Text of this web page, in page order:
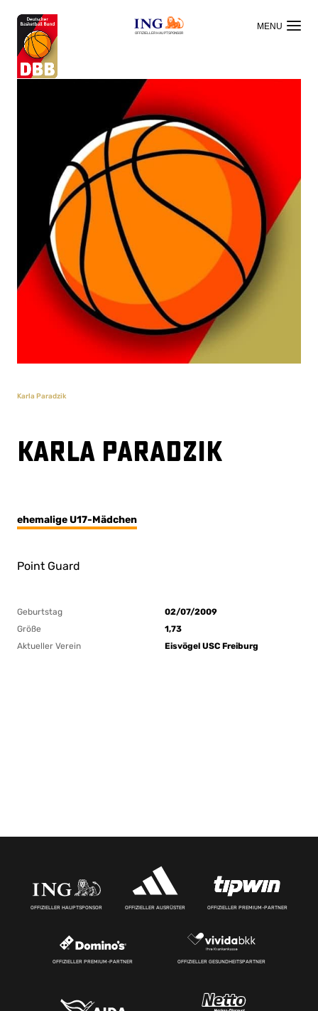
OFFIZIELLER HAUPTSPONSOR
Karla Paradzik
Karla Paradzik
ehemalige U17-Mädchen
Point Guard
Geburtstag
02/07/2009
Größe
1,73
Aktueller Verein
Eisvögel USC Freiburg
OFFIZIELLER HAUPTSPONSOR OFFIZIELLER AUSRÜSTER OFFIZIELLER PREMIUM-PARTNER
OFFIZIELLER PREMIUM-PARTNER OFFIZIELLER GESUNDHEITSPARTNER